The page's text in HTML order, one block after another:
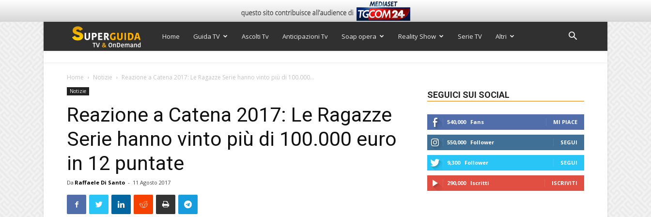
Super
Home Guida TV Ascolti Tv Anticipazioni Tv Soap opera Reality Show Serie TV Altri
Home Notizie Reazione a Catena 2017: Le Ragazze Serie hanno vinto più di 100.000...
Notizie
Reazione a Catena 2017: Le Ragazze
Serie hanno vinto più di 100.000 euro
in 12 puntate
Da Raffaele Di Santo - 11 Agosto 2017
SEGUICI SUI SOCIAL
540,000 Fans MI PIACE
550,000 Follower SEGUI
9,300 Follower SEGUI
290,000 Iscritti ISCRIVITI